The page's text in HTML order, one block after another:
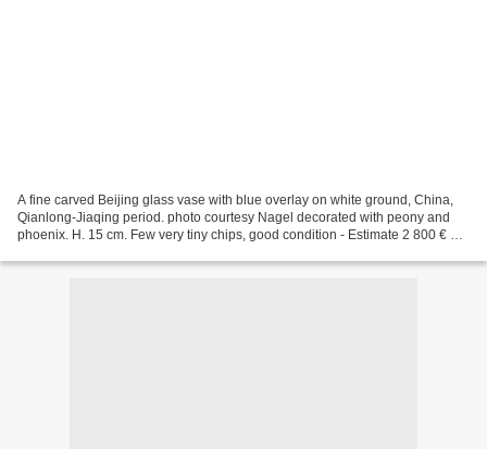
A fine carved Beijing glass vase with blue overlay on white ground, China,
Qianlong-Jiaqing period. photo courtesy Nagel decorated with peony and
phoenix. H. 15 cm. Few very tiny chips, good condition - Estimate 2 800 € An